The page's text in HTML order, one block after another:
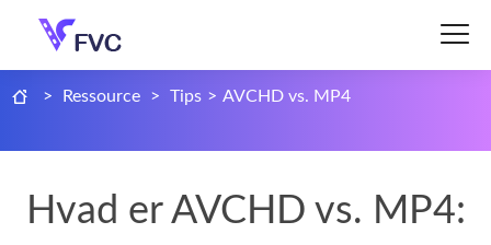
> Ressource > Tips > AVCHD vs. MP4
Hvad er AVCHD vs. MP4: